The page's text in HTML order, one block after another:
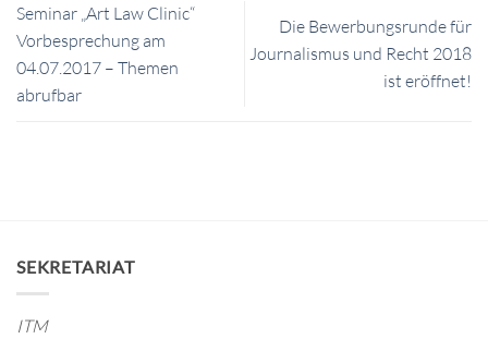
Seminar „Art Law Clinic“
Vorbesprechung am
04.07.2017 – Themen
abrufbar
Die Bewerbungsrunde für
Journalismus und Recht 2018
ist eröffnet!
SEKRETARIAT
ITM